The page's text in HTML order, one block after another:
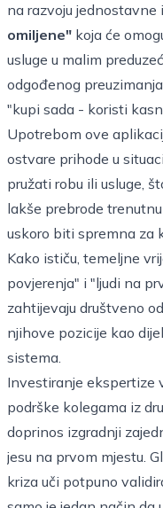
na razvoju jednostavne
omiljene" koja će
usluge u malim
odgođenog
"kupi sada - koristi
Upotrebom ove
ostvare prihode u
pružati robu ili usluge,
lakše prebrode
uskoro biti spremna za
Kako ističu, temeljne
povjerenja" i "ljudi na
zahtijevaju društveno
njihove pozicije kao
sistema.
Investiranje ekspertize
podrške kolegama iz
doprinos izgradnji
jesu na prvom mjestu.
kriza uči potpuno